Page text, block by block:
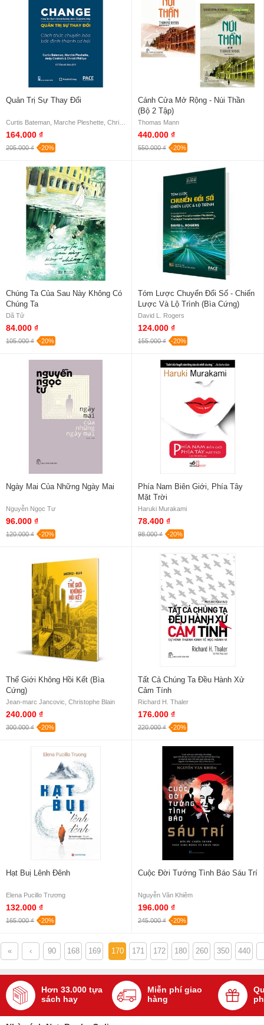
Quản Trị Sự Thay Đổi
164.000 ₫
205.000 ₫ -20%
Cánh Cửa Mở Rộng - Núi Thần
(Bộ 2 Tập)
Thomas Mann
440.000 ₫
550.000 ₫ -20%
Chúng Ta Của Sau Này Không Có
Chúng Ta
Dã Tử
84.000 ₫
105.000 ₫ -20%
Tóm Lược Chuyển Đổi Số - Chiến
Lược Và Lộ Trình (Bìa Cứng)
David L. Rogers
124.000 ₫
155.000 ₫ -20%
Ngày Mai Của Những Ngày Mai
Nguyễn Ngọc Tư
96.000 ₫
120.000 ₫ -20%
Phía Nam Biên Giới, Phía Tây
Mặt Trời
Haruki Murakami
78.400 ₫
98.000 ₫ -20%
Thế Giới Không Hồi Kết (Bìa
Cứng)
Jean-marc Jancovic, Christophe Blain
240.000 ₫
300.000 ₫ -20%
Tất Cả Chúng Ta Đều Hành Xử
Cảm Tính
Richard H. Thaler
176.000 ₫
220.000 ₫ -20%
Hạt Buị Lênh Đênh
Elena Pucillo Trương
132.000 ₫
165.000 ₫ -20%
Cuộc Đời Tướng Tình Báo Sáu Trí
Nguyễn Văn Khiêm
196.000 ₫
245.000 ₫ -20%
« ‹ 90 168 169 170 171 172 180 260 350 440
Hơn 33.000 tựa
sách hay
Miễn phí giao
hàng